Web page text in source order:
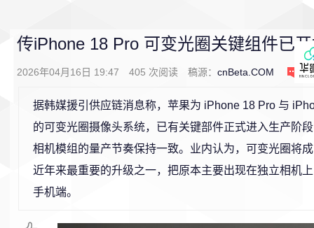
传iPhone 18 Pro 可变光圈关键组件已
2026年04月16日 19:47 405 次阅读 稿源： cnBeta.COM 0
据韩媒援引供应链消息称，苹果为 iPhone 18 Pro 与
的可变光圈摄像头系统，已有关键部件正式进入生产阶
相机模组的量产节奏保持一致。业内认为，可变光圈将
近年来最重要的升级之一，把原本主要出现在独立相机
手机端。